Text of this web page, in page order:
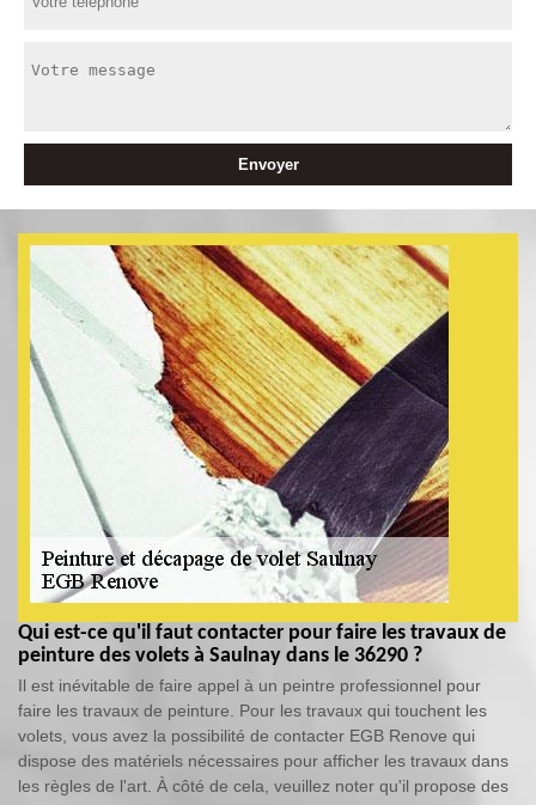
Qui est-ce qu'il faut contacter pour faire les travaux de
peinture des volets à Saulnay dans le 36290 ?
Il est inévitable de faire appel à un peintre professionnel pour
faire les travaux de peinture. Pour les travaux qui touchent les
volets, vous avez la possibilité de contacter EGB Renove qui
dispose des matériels nécessaires pour afficher les travaux dans
les règles de l'art. À côté de cela, veuillez noter qu'il propose des